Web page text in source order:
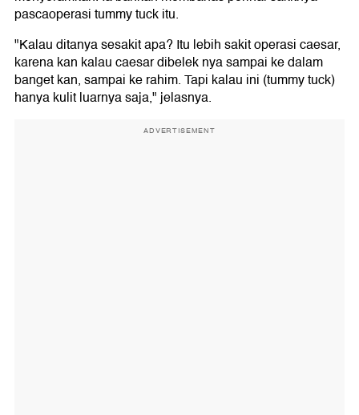
pascaoperasi tummy tuck itu.
"Kalau ditanya sesakit apa? Itu lebih sakit operasi caesar,
karena kan kalau caesar dibelek nya sampai ke dalam
banget kan, sampai ke rahim. Tapi kalau ini (tummy tuck)
hanya kulit luarnya saja," jelasnya.
ADVERTISEMENT